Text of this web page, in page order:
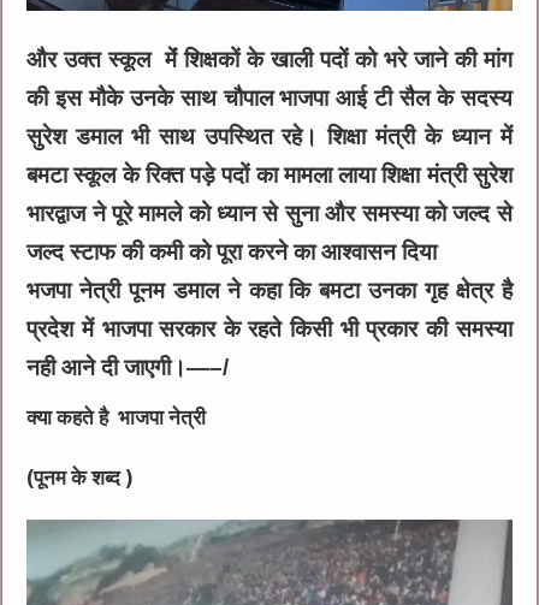
और उक्त स्कूल मेंं शिक्षकों के खाली पदों को भरे जाने की मांग
की इस मौके उनके साथ चौपाल भाजपा आई टी सैल के सदस्य
सुरेश डमाल भी साथ उपस्थित रहे। शिक्षा मंत्री के ध्यान में
बमटा स्कूल के रिक्त पड़े पदों का मामला लाया शिक्षा मंत्री सुरेश
भारद्वाज ने पूरे मामले को ध्यान से सुना और समस्या को जल्द से
जल्द स्टाफ की कमी को पूरा करने का आश्वासन दिया
भजपा नेत्री पूनम डमाल ने कहा कि बमटा उनका गृह क्षेत्र है
प्रदेश में भाजपा सरकार के रहते किसी भी प्रकार की समस्या
नही आने दी जाएगी।—–/
क्या कहते है भाजपा नेत्री
(पूनम के शब्द )